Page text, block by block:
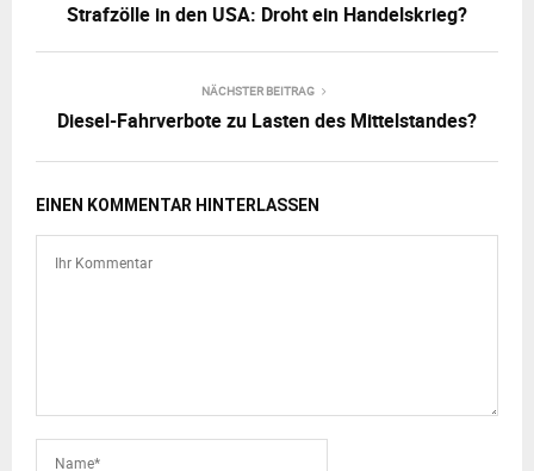
Strafzölle in den USA: Droht ein Handelskrieg?
NÄCHSTER BEITRAG
Diesel-Fahrverbote zu Lasten des Mittelstandes?
EINEN KOMMENTAR HINTERLASSEN